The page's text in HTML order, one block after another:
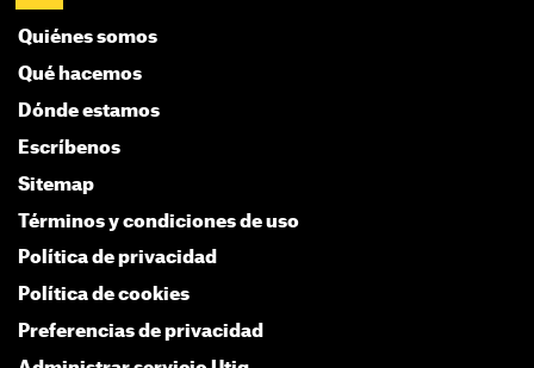
Quiénes somos
Qué hacemos
Dónde estamos
Escríbenos
Sitemap
Términos y condiciones de uso
Política de privacidad
Política de cookies
Preferencias de privacidad